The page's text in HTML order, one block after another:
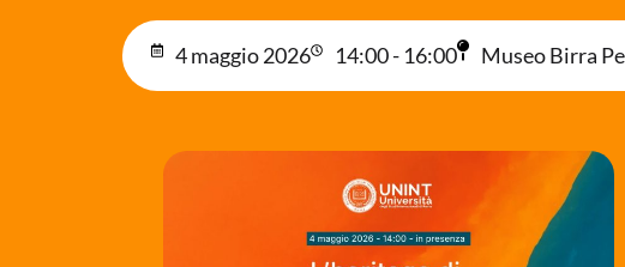
4 maggio 2026 14:00 - 16:00 Museo Birra